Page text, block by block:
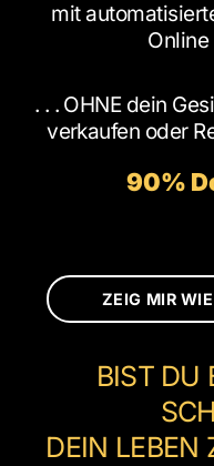
mit
. . . OHNE dein
verkaufen oder
90%
ZEIG MIR
BIST DU
DEIN LEBEN